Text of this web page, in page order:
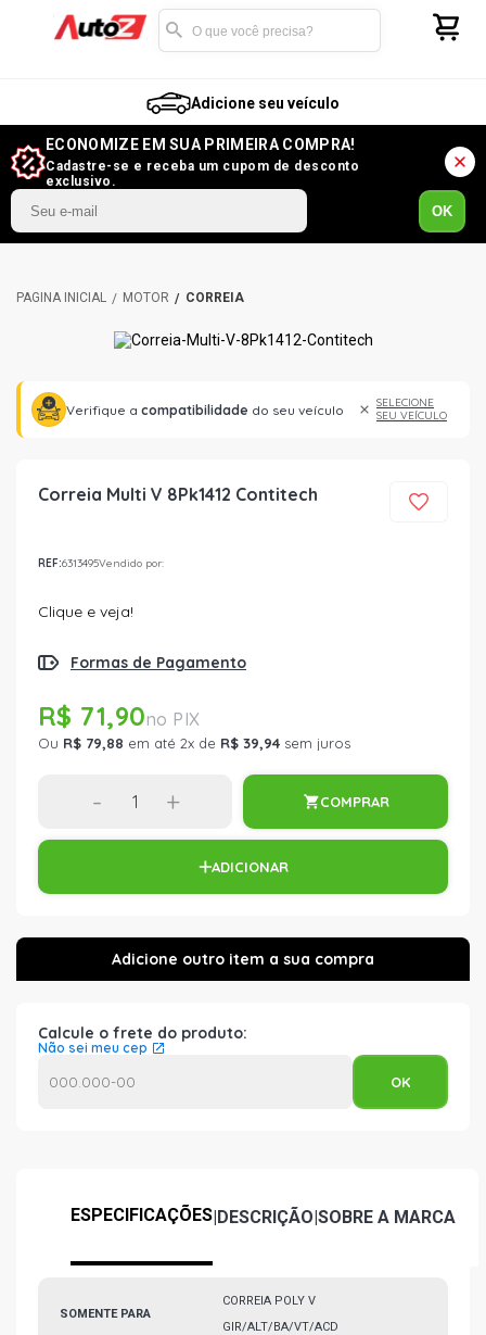
Adicione seu veículo
ECONOMIZE EM SUA PRIMEIRA COMPRA!
Cadastre-se e receba um cupom de desconto
exclusivo.
OK
MOTOR CORREIA
Verifique a compatibilidade do seu veículo
SELECIONE
SEU VEÍCULO
Correia Multi V 8Pk1412 Contitech
REF:6313495Vendido por:
Clique e veja!
Formas de Pagamento
R$ 71,90
Ou R$ 79,88 em até 2x de R$ 39,94 sem juros
- + COMPRAR
ADICIONAR
Calcule o frete do produto:
Não sei meu cep
ESPECIFICAÇÕES|DESCRIÇÃO|SOBRE A MARCA
SOMENTE PARA
CORREIA POLY V
GIR/ALT/BA/VT/ACD